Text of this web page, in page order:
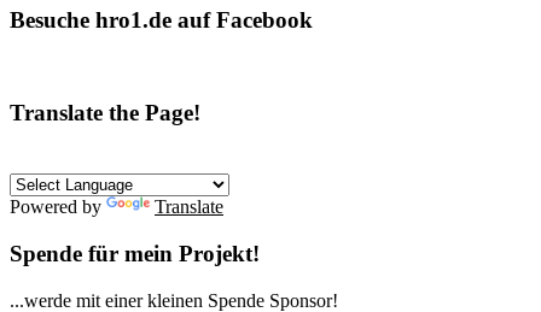
Besuche hro1.de auf Facebook
Translate the Page!
Powered by Translate
Spende für mein Projekt!
...werde mit einer kleinen Spende Sponsor!